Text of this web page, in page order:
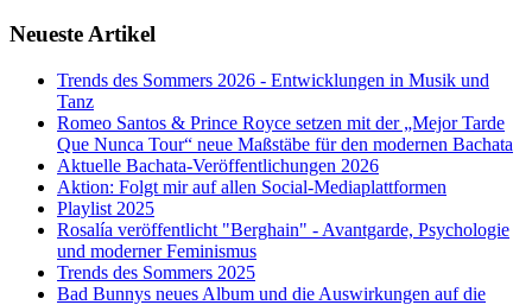
Neueste Artikel
Trends des Sommers 2026 - Entwicklungen in Musik und
Tanz
Romeo Santos & Prince Royce setzen mit der „Mejor Tarde
Que Nunca Tour“ neue Maßstäbe für den modernen Bachata
Aktuelle Bachata-Veröffentlichungen 2026
Aktion: Folgt mir auf allen Social-Mediaplattformen
Playlist 2025
Rosalía veröffentlicht "Berghain" - Avantgarde, Psychologie
und moderner Feminismus
Trends des Sommers 2025
Bad Bunnys neues Album und die Auswirkungen auf die